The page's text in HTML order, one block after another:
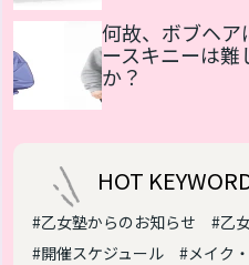
何故、ボブヘア
ースキニーは難
か？
HOT
#乙女塾からのお知らせ
#乙
#開催スケジュール
#メイク